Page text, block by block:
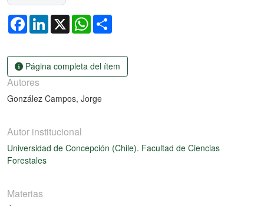
FacebookLinkedIn
X WhatsApp
Página completa del ítem
Autores
González Campos, Jorge
Autor institucional
Universidad de Concepción (Chile). Facultad de Ciencias
Forestales
Materias